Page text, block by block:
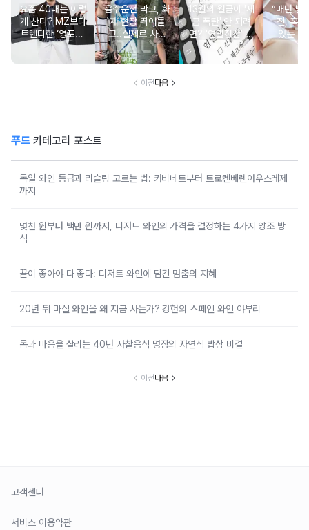
요즘 40대는 이렇
게 산다? MZ보다
트렌디한 ‘영포티’
분석
음주운전 막고, 화
재 현장 뛰어들
고..실제로 사람
구한 연예인 10
13월의 월급이 '세
금 폭탄' 안 되려
면? '연말정산' 핵
심 꿀팁 A to Z
“매년 받
진, 혹시
있는 건
요?”
이전다음
푸드카테고리 포스트
독일 와인 등급과 리슬링 고르는 법: 카비네트부터 트로켄베렌아우스레제
까지
몇천 원부터 백만 원까지, 디저트 와인의 가격을 결정하는 4가지 양조 방
식
끝이 좋아야 다 좋다: 디저트 와인에 담긴 멈춤의 지혜
20년 뒤 마실 와인을 왜 지금 사는가? 강헌의 스페인 와인 야부리
몸과 마음을 살리는 40년 사찰음식 명장의 자연식 밥상 비결
이전다음
고객센터
서비스 이용약관